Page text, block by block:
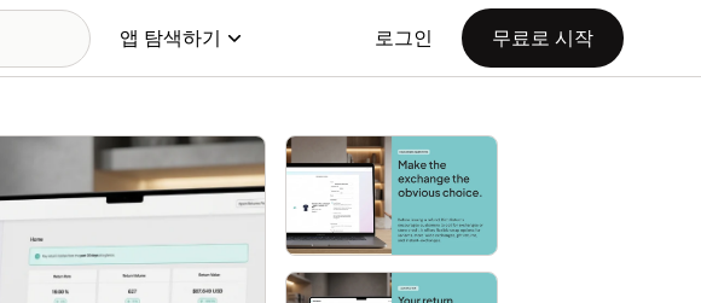
앱 탐색하기 로그인 무료로 시작